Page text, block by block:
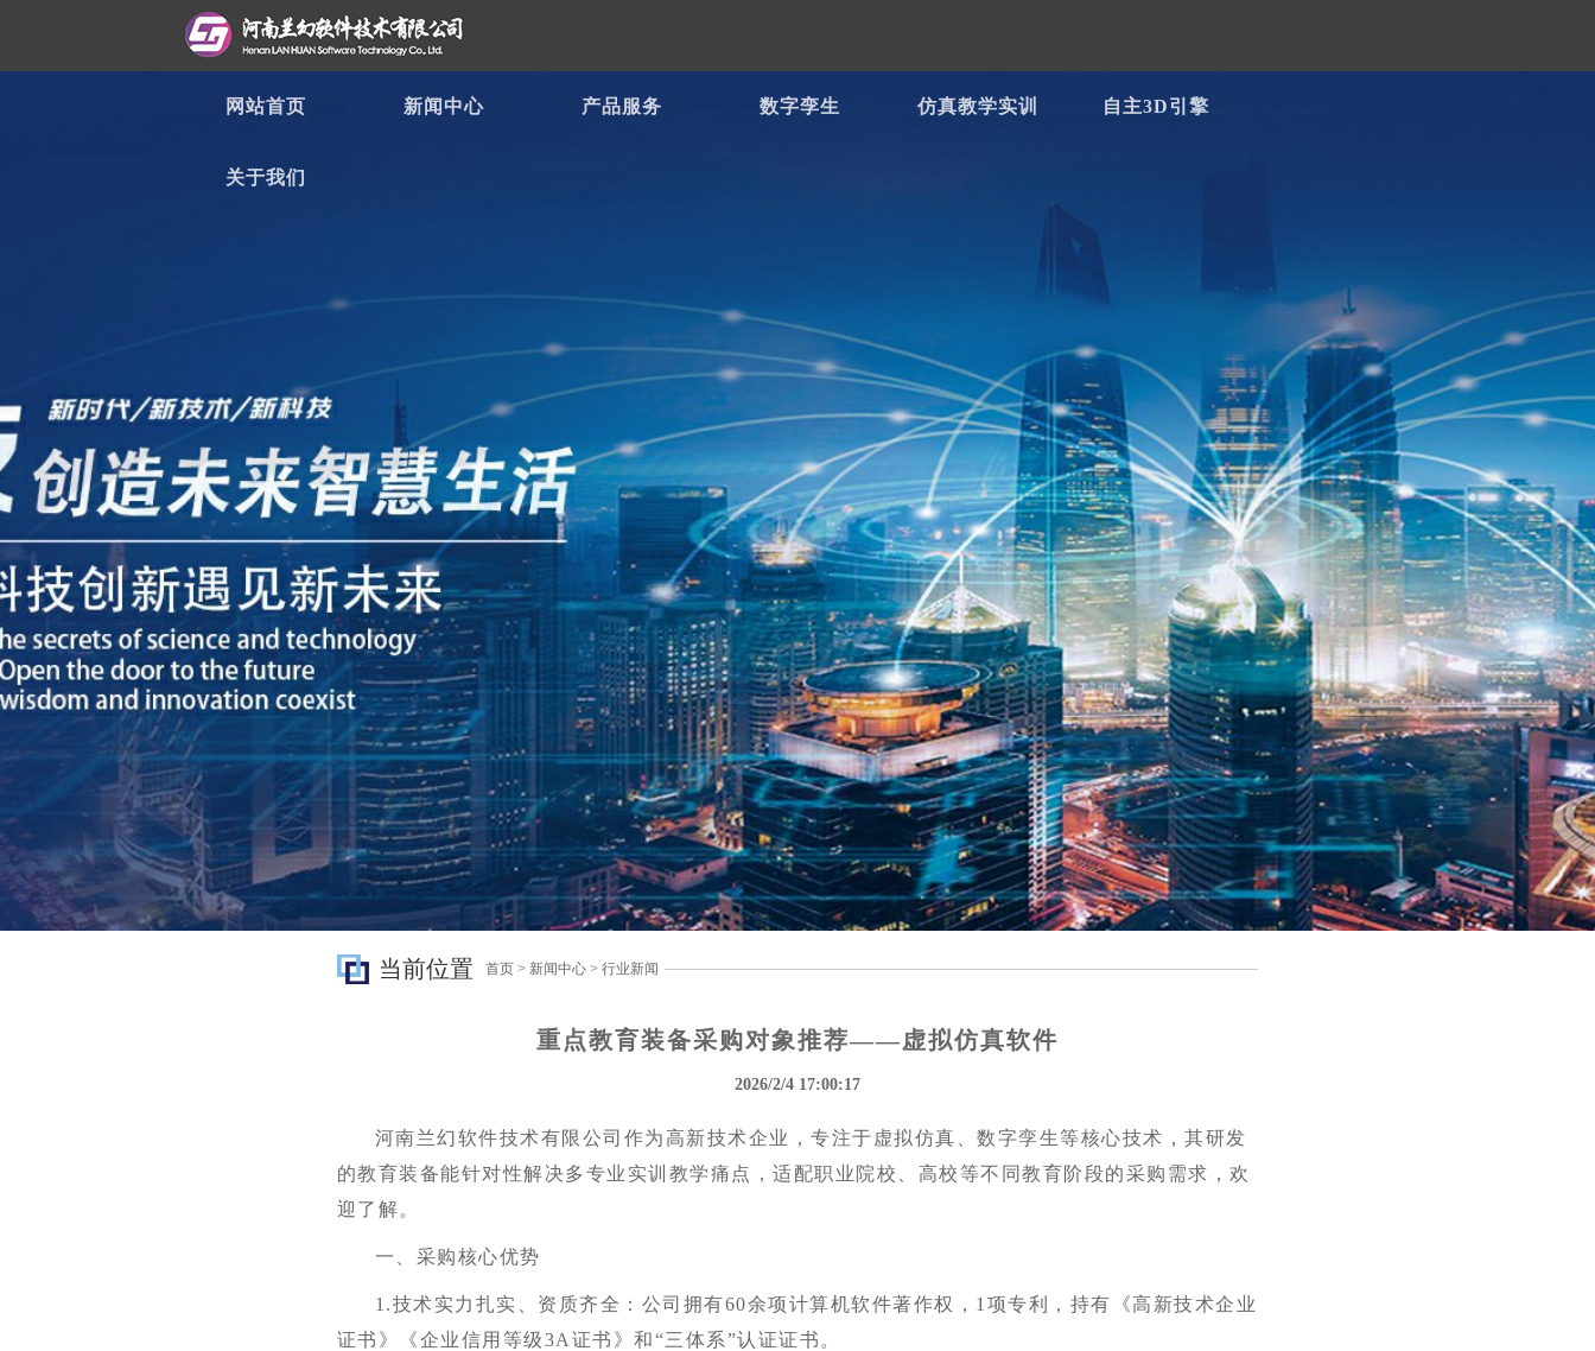
网站首页 新闻中心 产品服务 数字孪生 仿真教学实训 自主3D引擎
关于我们
当前位置 首页> 新闻中心> 行业新闻
重点教育装备采购对象推荐——虚拟仿真软件
2026/2/4 17:00:17
河南兰幻软件技术有限公司作为高新技术企业，专注于虚拟仿真、数字孪生等核心技术，其研发
的教育装备能针对性解决多专业实训教学痛点，适配职业院校、高校等不同教育阶段的采购需求 ，欢
迎了解。
一、 采购核心优势
1.技术实力 扎实、 资质齐全：公司拥有60余项计算机软件著作权， 1 项专利，持有《高新技术企业
证书》《企业信用等级3A 证书》和“三体系”认证证书。